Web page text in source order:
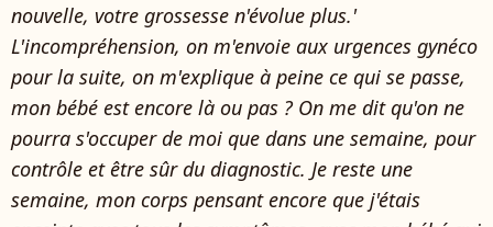
nouvelle, votre grossesse n'évolue plus.'
L'incompréhension, on m'envoie aux urgences gynéco
pour la suite, on m'explique à peine ce qui se passe,
mon bébé est encore là ou pas ? On me dit qu'on ne
pourra s'occuper de moi que dans une semaine, pour
contrôle et être sûr du diagnostic. Je reste une
semaine, mon corps pensant encore que j'étais